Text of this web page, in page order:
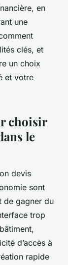
en
une
clés, et
un choix
et votre
choisir
le
devis
sont
de gagner du
trop
d’accès à
rapide